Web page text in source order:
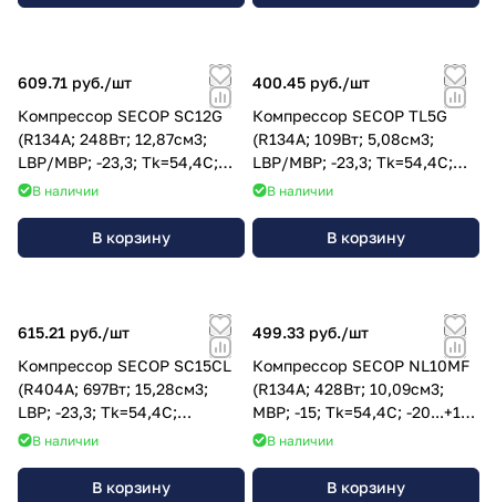
609.71 руб./шт
Компрессор SECOP SC12G
(R134A; 248Вт; 12,87см3;
LBP/MBP; -23,3; Tk=54,4C;
-25...+15; 220V); 104G8240
В наличии
В корзину
400.45 руб./шт
Компрессор SECOP TL5G
(R134A; 109Вт; 5,08см3;
LBP/MBP; -23,3; Tk=54,4C;
-25...+15; 220V); 195B4029
В наличии
В корзину
615.21 руб./шт
Компрессор SECOP SC15CL
(R404A; 697Вт; 15,28см3;
LBP; -23,3; Tk=54,4C;
-35...-10; 220V); 104L2853
В наличии
В корзину
499.33 руб./шт
Компрессор SECOP NL10MF
(R134A; 428Вт; 10,09см3;
MBP; -15; Tk=54,4C; -20...+10;
220V); 105G6885
В наличии
В корзину